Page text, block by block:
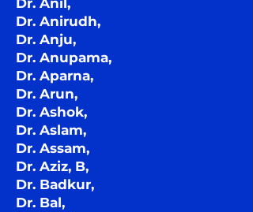
Dr. Anil,
Dr. Anirudh,
Dr. Anju,
Dr. Anupama,
Dr. Aparna,
Dr. Arun,
Dr. Ashok,
Dr. Aslam,
Dr. Assam,
Dr. Aziz, B,
Dr. Badkur,
Dr. Bal,